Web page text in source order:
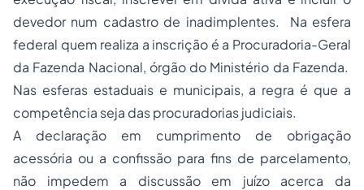
devedor num cadastro de inadimplentes. Na esfera
federal quem realiza a inscrição é a Procuradoria-Geral
da Fazenda Nacional, órgão do Ministério da Fazenda.
Nas esferas estaduais e municipais, a regra é que a
competência seja das procuradorias judiciais.
A declaração em cumprimento de obrigação
acessória ou a confissão para fins de parcelamento,
não impedem a discussão em juízo acerca da